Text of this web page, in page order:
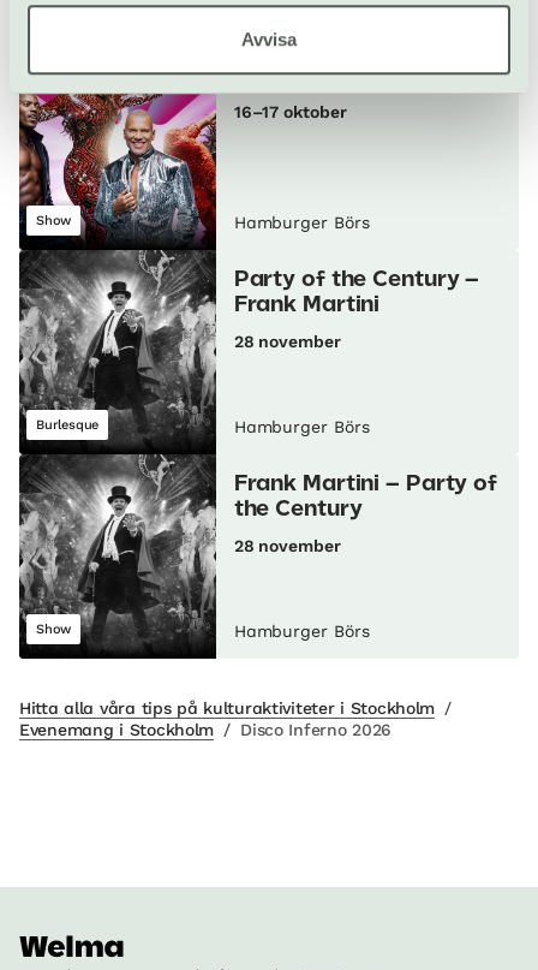
Avvisa
Show
Disco Inferno 2026
16–17 oktober
Hamburger Börs
Burlesque
Party of the Century –
Frank Martini
28 november
Hamburger Börs
Show
Frank Martini – Party of
the Century
28 november
Hamburger Börs
Hitta alla våra tips på kulturaktiviteter i Stockholm /
Evenemang i Stockholm / Disco Inferno 2026